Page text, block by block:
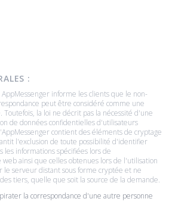
:
informe les clients que le non-
peut être considéré comme une
Toutefois, la loi ne décrit pas la nécessité d'une
de données confidentielles d'utilisateurs
contient des éléments de cryptage
l'exclusion de toute possibilité d'identifier
les informations spécifiées lors de
ainsi que celles obtenues lors de l'utilisation
le serveur distant sous forme cryptée et ne
tiers, quelle que soit la source de la demande.
la correspondance d'une autre personne